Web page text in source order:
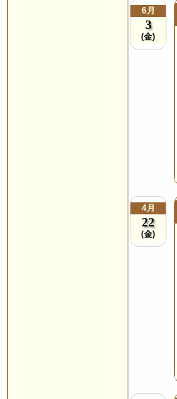
6月
3
(金)
4月
22
(金)